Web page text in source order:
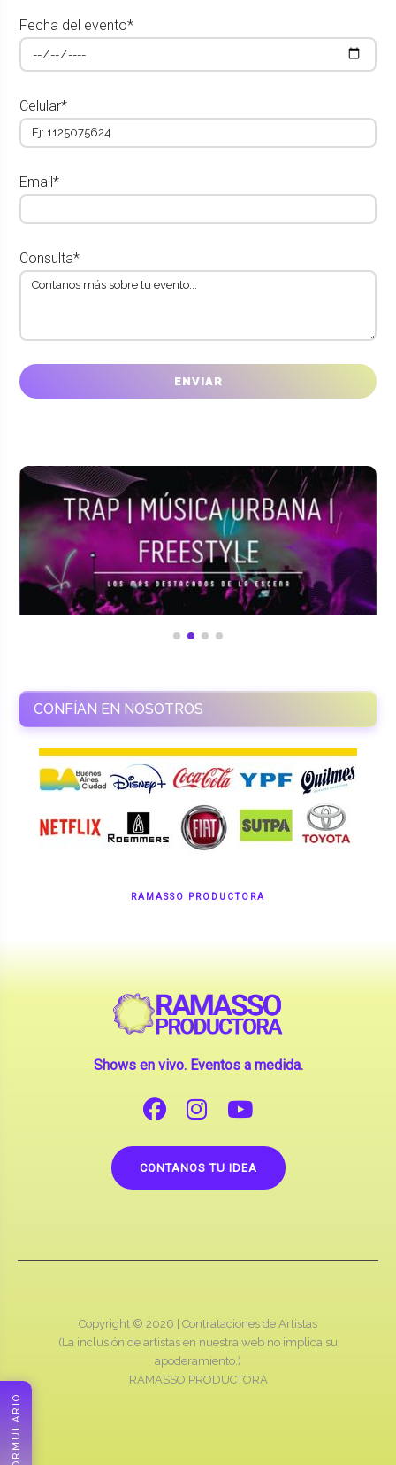
Fecha del evento*
Celular*
Email*
Consulta*
CONFÍAN EN NOSOTROS
RAMASSO PRODUCTORA
Shows en vivo. Eventos a medida.
CONTANOS TU IDEA
Copyright © 2026 | Contrataciones de Artistas
(La inclusión de artistas en nuestra web no implica su
apoderamiento.)
RAMASSO PRODUCTORA
FORMULARIO